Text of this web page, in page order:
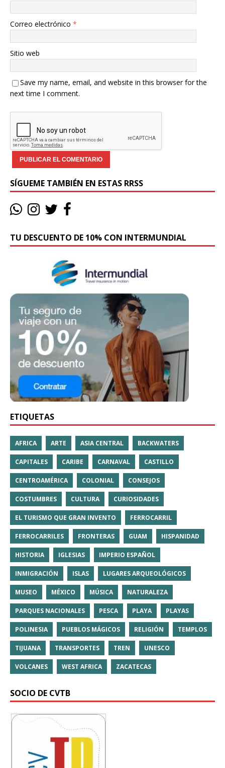
Correo electrónico *
Sitio web
Save my name, email, and website in this browser for the
next time I comment.
SÍGUEME TAMBIÉN EN ESTAS RRSS
TU DESCUENTO DE 10% CON INTERMUNDIAL
ETIQUETAS
AFRICA ARTE ASIA CENTRAL BACKWATERS
CAPITALES CARIBE CARNAVAL CASTILLO
CENTROAMÉRICA COLONIAL CONSEJOS
COSTUMBRES CULTURA CURIOSIDADES
EL TURISMO QUE GRAN INVENTO FERROCARRIL
FERROCARRILES FRONTERAS GUAM HISPANIDAD
HISTORIA IGLESIAS IMPERIO ESPAÑOL
INMIGRACIÓN ISLAS LUGARES ARQUEOLÓGICOS
MUSEO MÉXICO MÚSICA NATURALEZA
PARQUES NACIONALES PESCA PLAYA PLAYAS
POLINESIA PUEBLOS MÁGICOS RELIGIÓN TEMPLOS
TIJUANA TRANSPORTES TREN UNESCO
VOLCANES WEST AFRICA ZACATECAS
SOCIO DE CVTB